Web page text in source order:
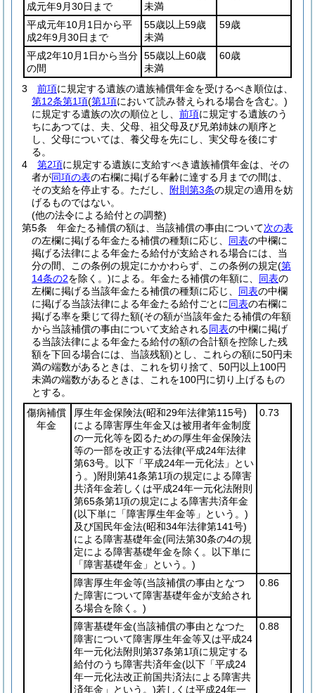
成元年9月30日まで
未満
平成元年10月1日から平
成2年9月30日まで
55歳以上59歳
未満
59歳
平成2年10月1日から当分
の間
55歳以上60歳
未満
60歳
3 前項に規定する遺族の遺族補償年金を受けるべき順位は、
第12条第1項(第1項において読み替えられる場合を含む。)
に規定する遺族の次の順位とし、 前項に規定する遺族のう
ちにあつては、夫、父母、祖父母及び兄弟姉妹の順序と
し、父母については、養父母を先にし、実父母を後にす
る。
4
第2項に規定する遺族に支給すべき遺族補償年金は、その
者が同項の表の右欄に掲げる年齢に達する月までの間は、
その支給を停止する。 ただし、 附則第3条の規定の適用を妨
げるものではない。
(他の法令による給付との調整)
第5条
年金たる補償の額は、当該補償の事由について次の表
の左欄に掲げる年金たる補償の種類に応じ、 同表の中欄に
掲げる法律による年金たる給付が支給される場合には、当
分の間、この条例の規定にかかわらず、この条例の規定(第
14条の2を除く。)による。 年金たる補償の年額に、 同表の
左欄に掲げる当該年金たる補償の種類に応じ、 同表の中欄
に掲げる当該法律による年金たる給付ごとに同表の右欄に
掲げる率を乗じて得た額(その額が当該年金たる補償の年額
から当該補償の事由について支給される同表の中欄に掲げ
る当該法律による年金たる給付の額の合計額を控除した残
額を下回る場合には、当該残額)とし、これらの額に50円未
満の端数があるときは、これを切り捨て、50円以上100円
未満の端数があるときは、これを100円に切り上げるもの
とする。
傷病補償
年金
厚生年金保険法(昭和29年法律第115号)
による障害厚生年金又は被用者年金制度
の一元化等を図るための厚生年金保険法
等の一部を改正する法律(平成24年法律
第63号。以下「平成24年一元化法」とい
う。)附則第41条第1項の規定による障害
共済年金若しくは平成24年一元化法附則
第65条第1項の規定による障害共済年金
(以下単に「障害厚生年金等」という。)
及び国民年金法(昭和34年法律第141号)
による障害基礎年金(同法第30条の4の規
定による障害基礎年金を除く。以下単に
「障害基礎年金」という。)
0.73
障害厚生年金等(当該補償の事由となつ
た障害について障害基礎年金が支給され
る場合を除く。)
0.86
障害基礎年金(当該補償の事由となつた
障害について障害厚生年金等又は平成24
年一元化法附則第37条第1項に規定する
給付のうち障害共済年金(以下「平成24
年一元化法改正前国共済法による障害共
済年金」という。)若しくは平成24年一
0.88